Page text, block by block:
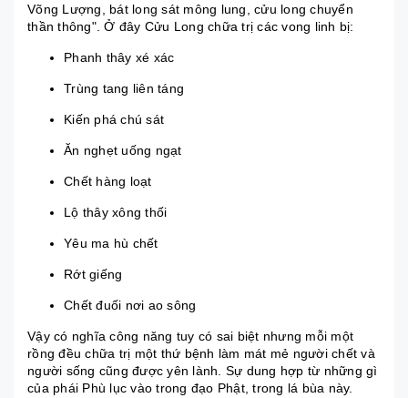
Võng Lượng, bát long sát mông lung, cửu long chuyển
thần thông". Ở đây Cửu Long chữa trị các vong linh bị:
Phanh thây xé xác
Trùng tang liên táng
Kiến phá chú sát
Ăn nghẹt uống ngạt
Chết hàng loạt
Lộ thây xông thối
Yêu ma hù chết
Rớt giếng
Chết đuối nơi ao sông
Vậy có nghĩa công năng tuy có sai biệt nhưng mỗi một
rồng đều chữa trị một thứ bệnh làm mát mẻ người chết và
người sống cũng được yên lành. Sự dung hợp từ những gì
của phái Phù lục vào trong đạo Phật, trong lá bùa này.